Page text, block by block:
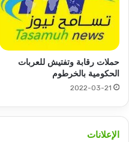
حملات رقابة وتفتيش للعربات
الحكومية بالخرطوم
2022-03-21
الإعلانات